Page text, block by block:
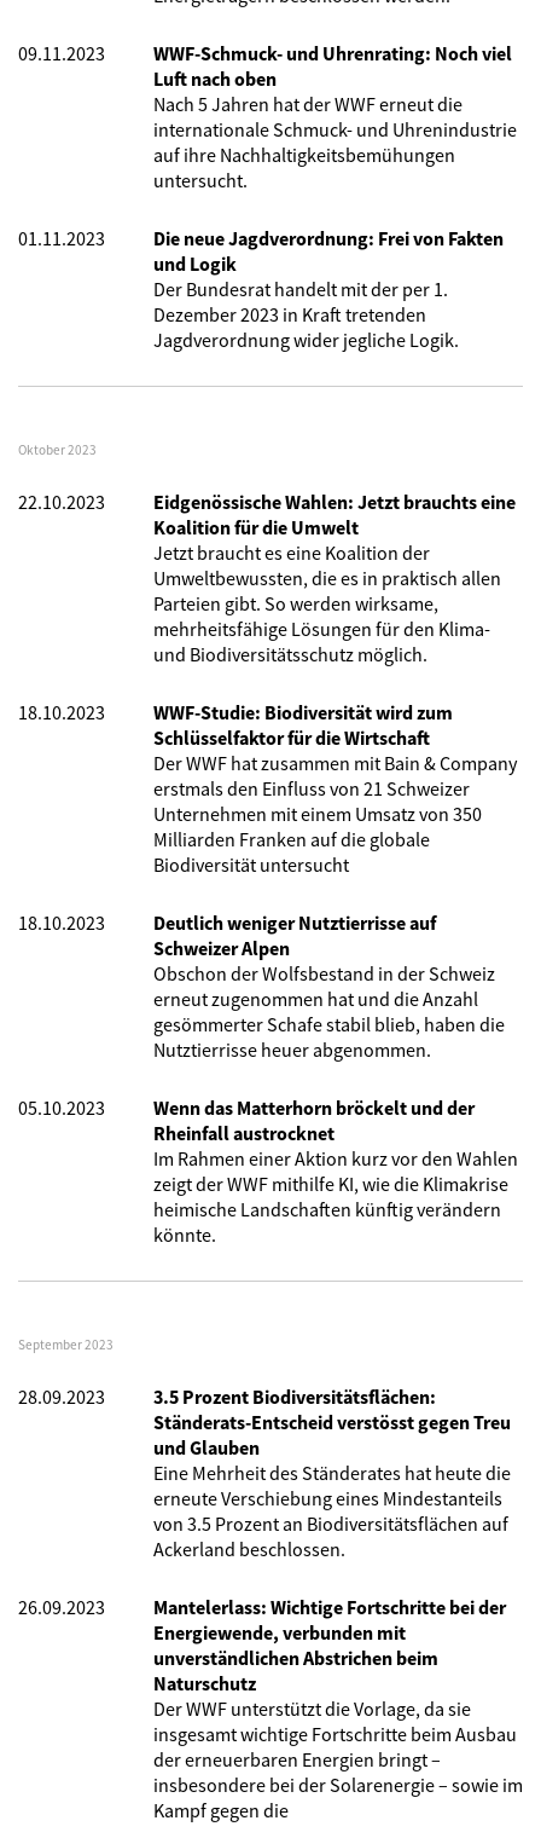
09.11.2023
WWF-Schmuck- und Uhrenrating: Noch viel
Luft nach oben
Nach 5 Jahren hat der WWF erneut die
internationale Schmuck- und Uhrenindustrie
auf ihre Nachhaltigkeitsbemühungen
untersucht.
01.11.2023
Die neue Jagdverordnung: Frei von Fakten
und Logik
Der Bundesrat handelt mit der per 1.
Dezember 2023 in Kraft tretenden
Jagdverordnung wider jegliche Logik.
Oktober 2023
22.10.2023
Eidgenössische Wahlen: Jetzt brauchts eine
Koalition für die Umwelt
Jetzt braucht es eine Koalition der
Umweltbewussten, die es in praktisch allen
Parteien gibt. So werden wirksame,
mehrheitsfähige Lösungen für den Klima-
und Biodiversitätsschutz möglich.
18.10.2023
WWF-Studie: Biodiversität wird zum
Schlüsselfaktor für die Wirtschaft
Der WWF hat zusammen mit Bain & Company
erstmals den Einfluss von 21 Schweizer
Unternehmen mit einem Umsatz von 350
Milliarden Franken auf die globale
Biodiversität untersucht
18.10.2023
Deutlich weniger Nutztierrisse auf
Schweizer Alpen
Obschon der Wolfsbestand in der Schweiz
erneut zugenommen hat und die Anzahl
gesömmerter Schafe stabil blieb, haben die
Nutztierrisse heuer abgenommen.
05.10.2023
Wenn das Matterhorn bröckelt und der
Rheinfall austrocknet
Im Rahmen einer Aktion kurz vor den Wahlen
zeigt der WWF mithilfe KI, wie die Klimakrise
heimische Landschaften künftig verändern
könnte.
September 2023
28.09.2023
3.5 Prozent Biodiversitätsflächen:
Ständerats-Entscheid verstösst gegen Treu
und Glauben
Eine Mehrheit des Ständerates hat heute die
erneute Verschiebung eines Mindestanteils
von 3.5 Prozent an Biodiversitätsflächen auf
Ackerland beschlossen.
26.09.2023
Mantelerlass: Wichtige Fortschritte bei der
Energiewende, verbunden mit
unverständlichen Abstrichen beim
Naturschutz
Der WWF unterstützt die Vorlage, da sie
insgesamt wichtige Fortschritte beim Ausbau
der erneuerbaren Energien bringt –
insbesondere bei der Solarenergie – sowie im
Kampf gegen die